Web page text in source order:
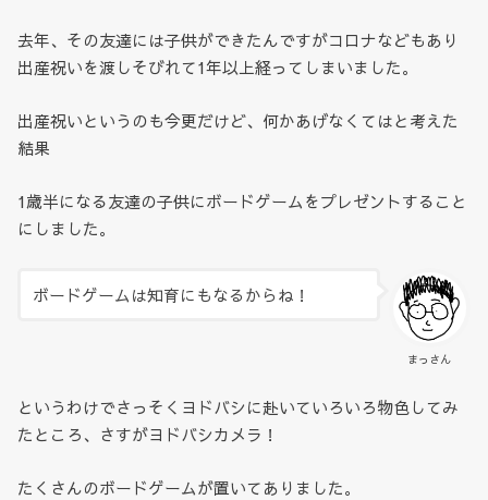
去年、その友達には子供ができたんですがコロナなどもあり
出産祝いを渡しそびれて1年以上経ってしまいました。
出産祝いというのも今更だけど、何かあげなくてはと考えた
結果
1歳半になる友達の子供にボードゲームをプレゼントすること
にしました。
まっさん
ボードゲームは知育にもなるからね！
というわけでさっそくヨドバシに赴いていろいろ物色してみ
たところ、さすがヨドバシカメラ！
たくさんのボードゲームが置いてありました。